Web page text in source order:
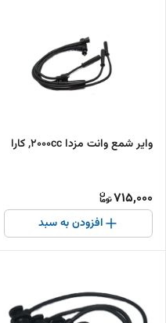
وایر شمع وانت مزدا 2000cc, کارا
715,000
افزودن به سبد